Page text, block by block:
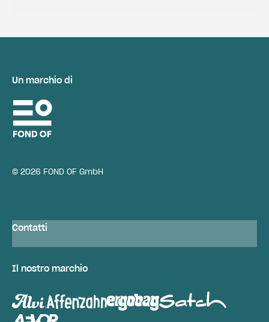
Un marchio di
© 2026 FOND OF GmbH
Contatti
Il nostro marchio